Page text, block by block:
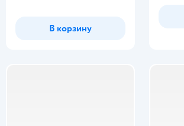
В корзину